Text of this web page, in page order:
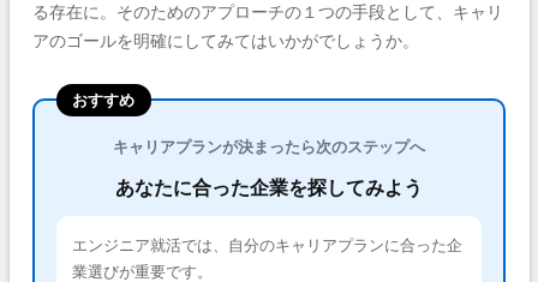
る存在に。そのためのアプローチの１つの手段として、キャリ
アのゴールを明確にしてみてはいかがでしょうか。
おすすめ
キャリアプランが決まったら次のステップへ
あなたに合った企業を探してみよう
エンジニア就活では、自分のキャリアプランに合った企
業選びが重要です。